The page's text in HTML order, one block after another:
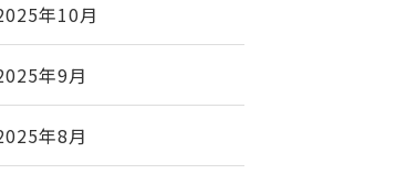
年10月
年9月
年8月